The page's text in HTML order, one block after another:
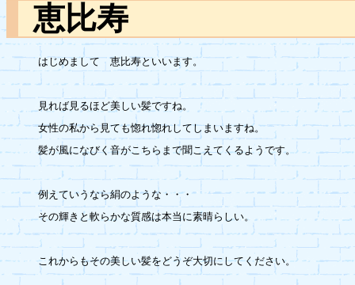
恵比寿
はじめまして　恵比寿といいます。
見れば見るほど美しい髪ですね。
女性の私から見ても惚れ惚れしてしまいますね。
髪が風になびく音がこちらまで聞こえてくるようです。
例えていうなら絹のような・・・
その輝きと軟らかな質感は本当に素晴らしい。
これからもその美しい髪をどうぞ大切にしてください。